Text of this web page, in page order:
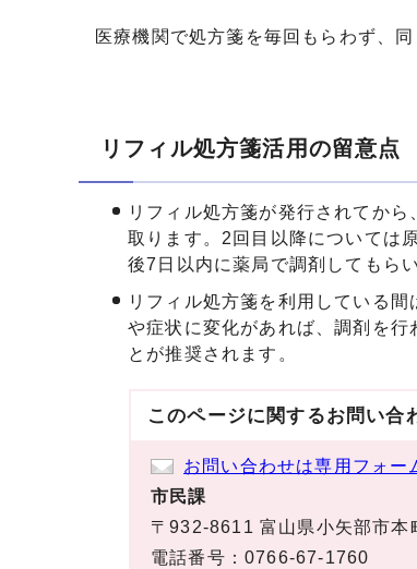
医療機関で処方箋を毎回もらわず、
リフィル処方箋活用の留意点
リフィル処方箋が発行されてか
取ります。2回目以降については
後7日以内に薬局で調剤してもらい
リフィル処方箋を利用している
や症状に変化があれば、調剤を
とが推奨されます。
このページに関するお問い合
お問い合わせは専用フォー
市民課
〒932-8611 富山県小矢部市本
電話番号：0766-67-1760